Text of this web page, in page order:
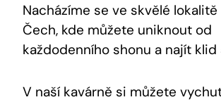
Nacházíme se ve skvělé
Čech, kde můžete uniknout od
každodenního shonu a najít klid
V naší kavárně si můžete